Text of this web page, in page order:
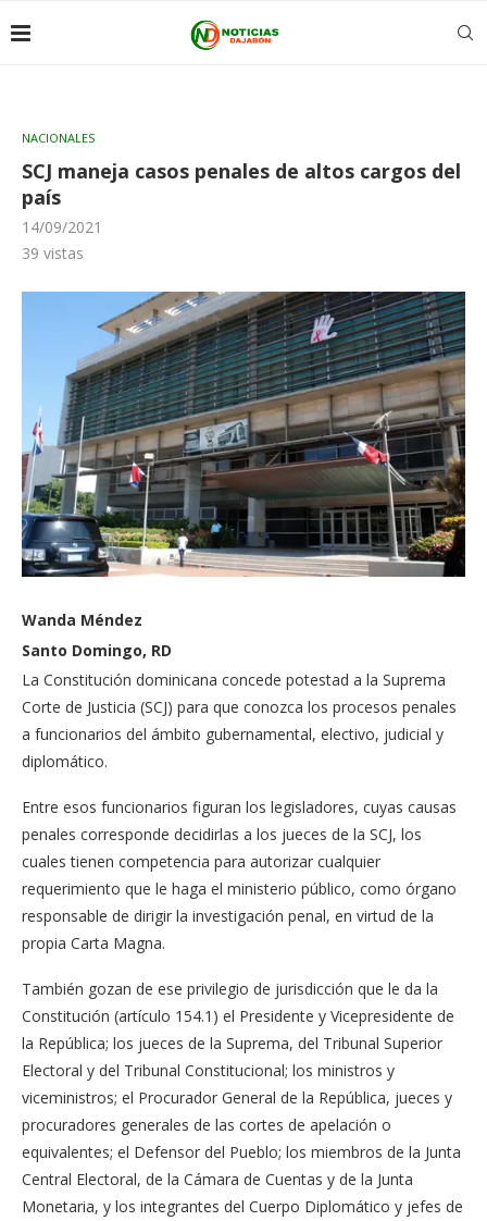
NACIONALES
SCJ maneja casos penales de altos cargos del
país
14/09/2021
39 vistas
Wanda Méndez
Santo Domingo, RD
La Constitución dominicana concede potestad a la Suprema
Corte de Justicia (SCJ) para que conozca los procesos penales
a funcionarios del ámbito gubernamental, electivo, judicial y
diplomático.
Entre esos funcionarios figuran los legisladores, cuyas causas
penales corresponde decidirlas a los jueces de la SCJ, los
cuales tienen competencia para autorizar cualquier
requerimiento que le haga el ministerio público, como órgano
responsable de dirigir la investigación penal, en virtud de la
propia Carta Magna.
También gozan de ese privilegio de jurisdicción que le da la
Constitución (artículo 154.1) el Presidente y Vicepresidente de
la República; los jueces de la Suprema, del Tribunal Superior
Electoral y del Tribunal Constitucional; los ministros y
viceministros; el Procurador General de la República, jueces y
procuradores generales de las cortes de apelación o
equivalentes; el Defensor del Pueblo; los miembros de la Junta
Central Electoral, de la Cámara de Cuentas y de la Junta
Monetaria, y los integrantes del Cuerpo Diplomático y jefes de